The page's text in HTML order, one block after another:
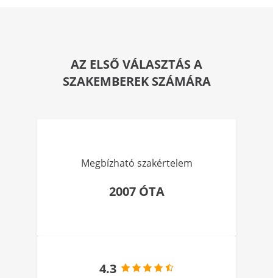
AZ ELSŐ VÁLASZTÁS A
SZAKEMBEREK SZÁMÁRA
Megbízható szakértelem
2007 ÓTA
4.3